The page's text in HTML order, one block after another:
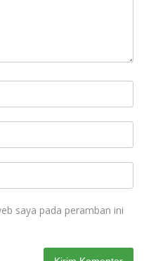
saya pada peramban ini